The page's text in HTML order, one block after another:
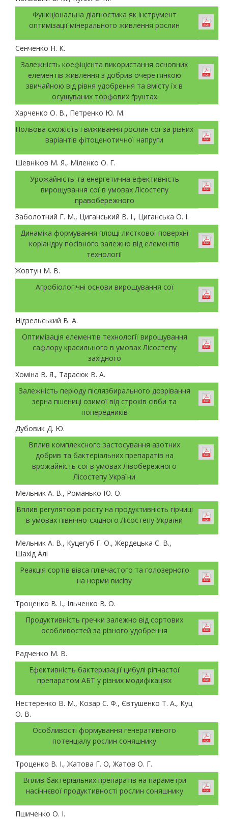
Функціональна діагностика як інструмент
оптимізації мінерального живлення рослин
Сенченко Н. К.
Залежність коефіцієнта використання основних
елементів живлення з добрив очеретянкою
звичайною від рівня удобрення та вмісту їх в
осушуваних торфових ґрунтах
Харченко О. В., Петренко Ю. М.
Польова схожість і виживання рослин сої за різних
варіантів фітоценотичної напруги
Шевніков М. Я., Міленко О. Г.
Урожайність та енергетична ефективність
вирощування сої в умовах Лісостепу
правобережного
Заболотний Г. М., Циганський В. І., Циганська О. І.
Динаміка формування площі листкової поверхні
коріандру посівного залежно від елементів
технології
Жовтун М. В.
Агробіологічні основи вирощування сої
Нідзельський В. А.
Оптимізація елементів технології вирощування
сафлору красильного в умовах Лісостепу
західного
Хоміна В. Я., Тарасюк В. А.
Залежність періоду післязбирального дозрівання
зерна пшениці озимої від строків сівби та
попередників
Дубовик Д. Ю.
Вплив комплексного застосування азотних
добрив та бактеріальних препаратів на
врожайність сої в умовах Лівобережного
Лісостепу України
Мельник А. В., Романько Ю. О.
Вплив регуляторів росту на продуктивність гірчиці
в умовах північно-східного Лісостепу України
Мельник А. В., Куцегуб Г. О., Жердецька С. В.,
Шахід Алі
Реакція сортів вівса плівчастого та голозерного
на норми висіву
Троценко В. І., Ільченко В. О.
Продуктивність гречки залежно від сортових
особливостей за різного удобрення
Радченко М. В.
Ефективність бактеризації цибулі ріпчастої
препаратом АБТ у різних модифікаціях
Нестеренко В. М., Козар С. Ф., Євтушенко Т. А., Куц
О. В.
Особливості формування генеративного
потенціалу рослин соняшнику
Троценко В. І., Жатова Г. О, Жатов О. Г.
Вплив бактеріальних препаратів на параметри
насіннєвої продуктивності рослин соняшнику
Пшиченко О. І.